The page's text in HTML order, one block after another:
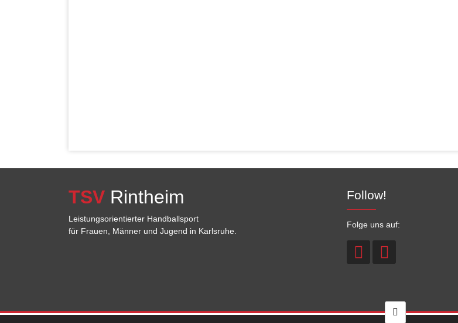
TSV Rintheim
Leistungsorientierter Handballsport
für Frauen, Männer und Jugend in Karlsruhe.
Follow!
Folge uns auf: